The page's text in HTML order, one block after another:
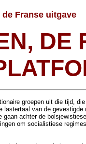
Franse uitgave
DE
groepen uit die tijd,
van de
achter de
om socialistiese